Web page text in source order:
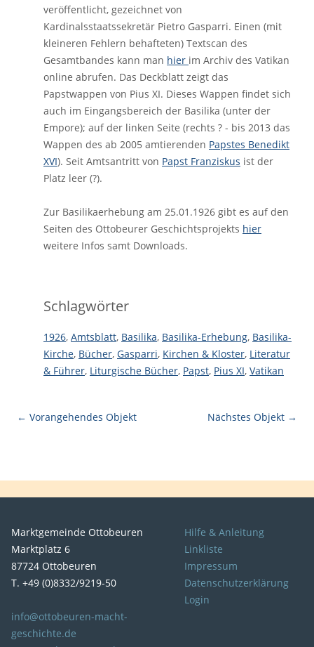
veröffentlicht, gezeichnet von
Kardinalsstaatssekretär Pietro Gasparri. Einen (mit
kleineren Fehlern behafteten) Textscan des
Gesamtbandes kann man hier im Archiv des Vatikan
online abrufen. Das Deckblatt zeigt das
Papstwappen von Pius XI. Dieses Wappen findet sich
auch im Eingangsbereich der Basilika (unter der
Empore); auf der linken Seite (rechts ? - bis 2013 das
Wappen des ab 2005 amtierenden Papstes Benedikt
XVI). Seit Amtsantritt von Papst Franziskus ist der
Platz leer (?).
Zur Basilikaerhebung am 25.01.1926 gibt es auf den
Seiten des Ottobeurer Geschichtsprojekts hier
weitere Infos samt Downloads.
Schlagwörter
1926, Amtsblatt, Basilika, Basilika-Erhebung, Basilika-
Kirche, Bücher, Gasparri, Kirchen & Kloster, Literatur
& Führer, Liturgische Bücher, Papst, Pius XI, Vatikan
← Vorangehendes Objekt Nächstes Objekt →
Marktgemeinde Ottobeuren
Marktplatz 6
87724 Ottobeuren
T. +49 (0)8332/9219-50
info@ottobeuren-macht-
geschichte.de
Hilfe & Anleitung
Linkliste
Impressum
Datenschutzerklärung
Login